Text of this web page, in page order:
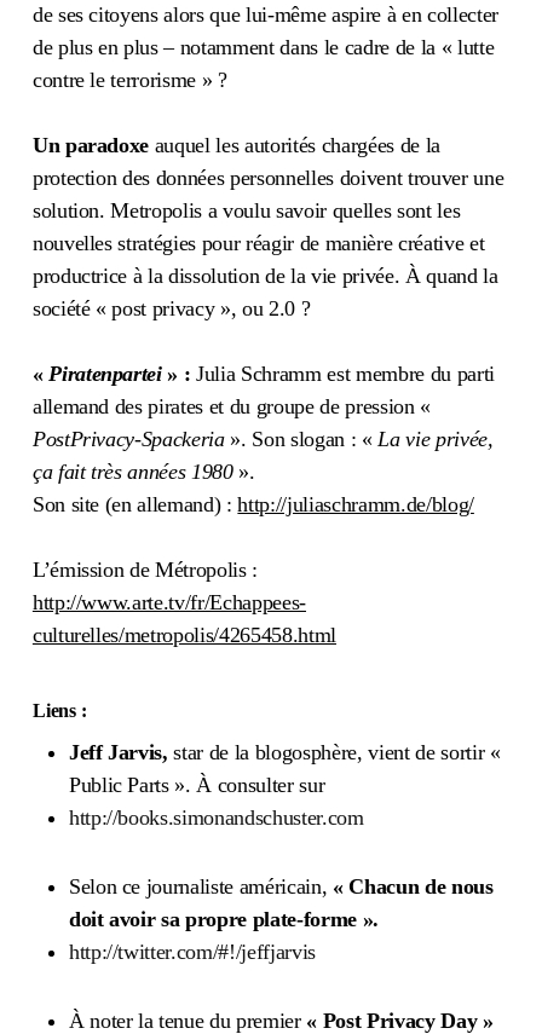
de ses citoyens alors que lui-même aspire à en collecter
de plus en plus – notamment dans le cadre de la « lutte
contre le terrorisme » ?
Un paradoxe auquel les autorités chargées de la
protection des données personnelles doivent trouver une
solution. Metropolis a voulu savoir quelles sont les
nouvelles stratégies pour réagir de manière créative et
productrice à la dissolution de la vie privée. À quand la
société « post privacy », ou 2.0 ?
« Piratenpartei» : Julia Schramm est membre du parti
allemand des pirates et du groupe de pression «
PostPrivacy-Spackeria». Son slogan : « La vie privée,
ça fait très années 1980».
Son site (en allemand) :http://juliaschramm.de/blog/
L’émission de Métropolis :
http://www.arte.tv/fr/Echappees-
culturelles/metropolis/4265458.html
Liens :
Jeff Jarvis,star de la blogosphère, vient de sortir «
Public Parts ». À consulter sur
http://books.simonandschuster.com
Selon ce journaliste américain, « Chacun de nous
doit avoir sa propre plate-forme ».
http://twitter.com/#!/jeffjarvis
À noter la tenue du premier « Post Privacy Day »